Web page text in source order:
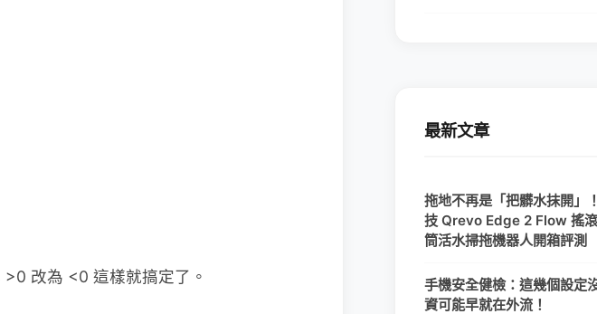
改為 <0 這樣就搞定了。
最新文章
拖地不再是「把髒水抹開」
技 Qrevo Edge 2 Flow 搖
筒活水掃拖機器人開箱評測
手機安全健檢：這幾個設定
資可能早就在外流！